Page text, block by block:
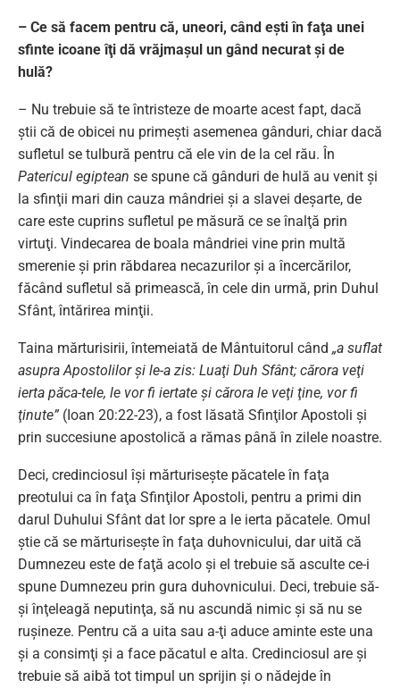
– Ce să facem pentru că, uneori, când eşti în faţa unei
sfinte icoane îţi dă vrăjmaşul un gând necurat şi de
hulă?
– Nu trebuie să te întristeze de moarte acest fapt, dacă
ştii că de obicei nu primeşti asemenea gânduri, chiar dacă
sufletul se tulbură pentru că ele vin de la cel rău. În
Patericul egiptean se spune că gânduri de hulă au venit şi
la sfinţii mari din cauza mândriei şi a slavei deşarte, de
care este cuprins sufletul pe măsură ce se înalţă prin
virtuţi. Vindecarea de boala mândriei vine prin multă
smerenie şi prin răbdarea necazurilor şi a încercărilor,
făcând sufletul să primească, în cele din urmă, prin Duhul
Sfânt, întărirea minţii.
Taina mărturisirii, întemeiată de Mântuitorul când „a suflat
asupra Apostolilor şi le-a zis: Luaţi Duh Sfânt; cărora veţi
ierta păca-tele, le vor fi iertate şi cărora le veţi ţine, vor fi
ţinute” (Ioan 20:22-23), a fost lăsată Sfinţilor Apostoli şi
prin succesiune apostolică a rămas până în zilele noastre.
Deci, credinciosul îşi mărturiseşte păcatele în faţa
preotului ca în faţa Sfinţilor Apostoli, pentru a primi din
darul Duhului Sfânt dat lor spre a le ierta păcatele. Omul
ştie că se mărturiseşte în faţa duhovnicului, dar uită că
Dumnezeu este de faţă acolo şi el trebuie să asculte ce-i
spune Dumnezeu prin gura duhovnicului. Deci, trebuie să-
şi înţeleagă neputinţa, să nu ascundă nimic şi să nu se
ruşineze. Pentru că a uita sau a-ţi aduce aminte este una
şi a consimţi şi a face păcatul e alta. Credinciosul are şi
trebuie să aibă tot timpul un sprijin şi o nădejde în